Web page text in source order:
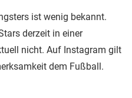
ist wenig bekannt.
derzeit in einer
nicht. Auf Instagram gilt
dem Fußball.